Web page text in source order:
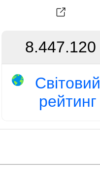
8.447.120
Світовий
рейтинг